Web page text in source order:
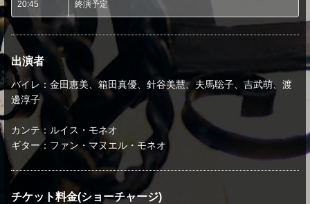
20:45 終演予定
出演者
バイレ：金田恵美、箱田真優、針谷美慧、夫馬聡子、吉武萌、渡
邊淳子
カンテ：ルイス・モネオ
ギター：ファン・マヌエル・モネオ
チケット料金(ショーチャージ)